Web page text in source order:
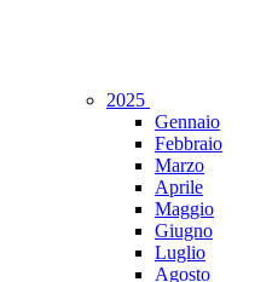
2025
Gennaio
Febbraio
Marzo
Aprile
Maggio
Giugno
Luglio
Agosto